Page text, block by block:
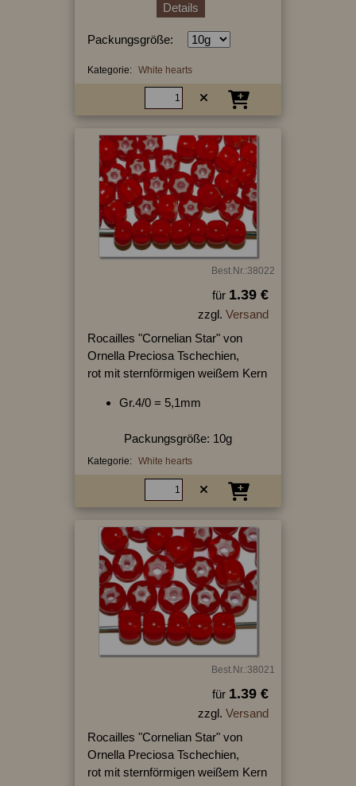
Details
Packungsgröße:
Kategorie: White hearts
Best.Nr.:38022
für 1.39 €
zzgl. Versand
Rocailles "Cornelian Star" von
Ornella Preciosa Tschechien,
rot mit sternförmigen weißem Kern
Gr.4/0 = 5,1mm
Packungsgröße: 10g
Kategorie: White hearts
Best.Nr.:38021
für 1.39 €
zzgl. Versand
Rocailles "Cornelian Star" von
Ornella Preciosa Tschechien,
rot mit sternförmigen weißem Kern